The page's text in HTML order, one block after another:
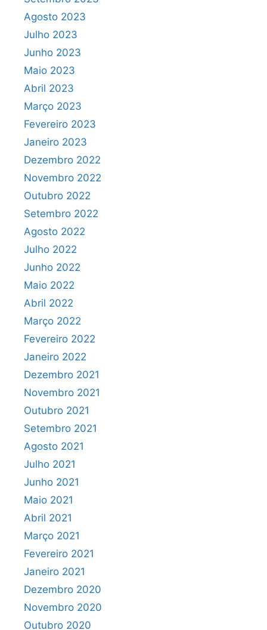
Agosto 2023
Julho 2023
Junho 2023
Maio 2023
Abril 2023
Março 2023
Fevereiro 2023
Janeiro 2023
Dezembro 2022
Novembro 2022
Outubro 2022
Setembro 2022
Agosto 2022
Julho 2022
Junho 2022
Maio 2022
Abril 2022
Março 2022
Fevereiro 2022
Janeiro 2022
Dezembro 2021
Novembro 2021
Outubro 2021
Setembro 2021
Agosto 2021
Julho 2021
Junho 2021
Maio 2021
Abril 2021
Março 2021
Fevereiro 2021
Janeiro 2021
Dezembro 2020
Novembro 2020
Outubro 2020